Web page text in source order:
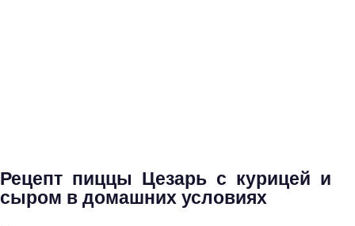
Рецепт пиццы Цезарь с курицей и
сыром в домашних условиях